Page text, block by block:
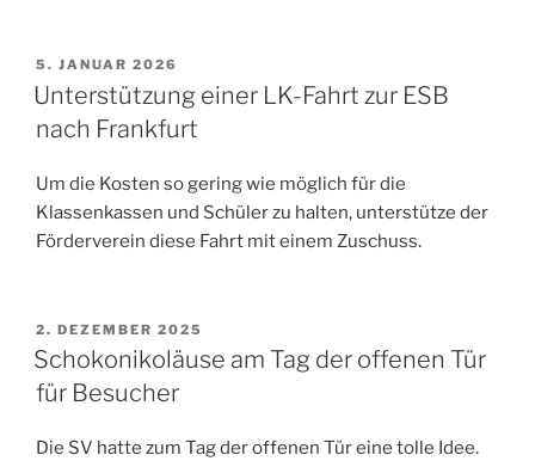
VERÖFFENTLICHT
AM
5. JANUAR 2026
Unterstützung einer LK-Fahrt zur ESB
nach Frankfurt
Um die Kosten so gering wie möglich für die
Klassenkassen und Schüler zu halten, unterstütze der
Förderverein diese Fahrt mit einem Zuschuss.
VERÖFFENTLICHT
AM
2. DEZEMBER 2025
Schokonikoläuse am Tag der offenen Tür
für Besucher
Die SV hatte zum Tag der offenen Tür eine tolle Idee.